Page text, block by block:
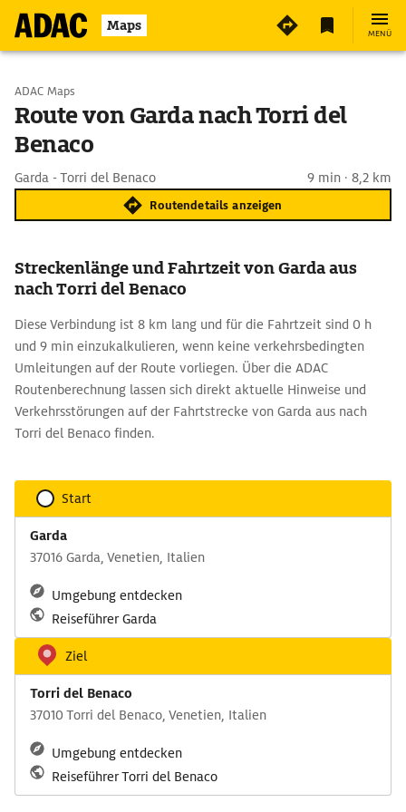
Maps MENÜ
Start wählen
Ziel eingeben
ADAC Maps
Route von Garda nach Torri del
Benaco
Garda - Torri del Benaco 9 min · 8,2 km
Routendetails anzeigen
Streckenlänge und Fahrtzeit von Garda aus
nach Torri del Benaco
Diese Verbindung ist 8 km lang und für die Fahrtzeit sind 0 h
und 9 min einzukalkulieren, wenn keine verkehrsbedingten
Umleitungen auf der Route vorliegen. Über die ADAC
Routenberechnung lassen sich direkt aktuelle Hinweise und
Verkehrsstörungen auf der Fahrtstrecke von Garda aus nach
Torri del Benaco finden.
Start
Garda
37016 Garda, Venetien, Italien
Umgebung entdecken
Reiseführer Garda
Ziel
Torri del Benaco
37010 Torri del Benaco, Venetien, Italien
Umgebung entdecken
Reiseführer Torri del Benaco